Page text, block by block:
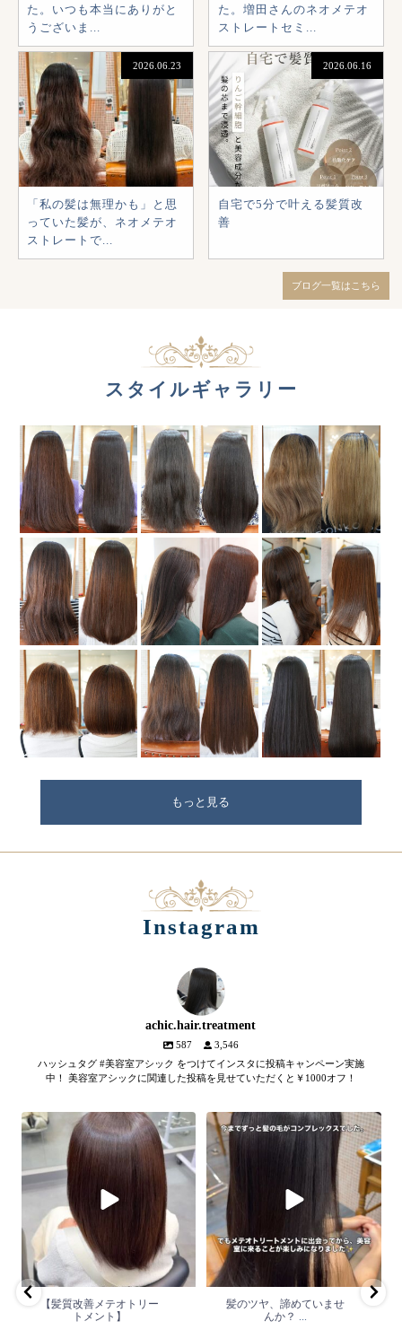
た。いつも本当にありがと
うございま...
た。増田さんのネオメテオ
ストレートセミ...
2026.06.23
「私の髪は無理かも」と思
っていた髪が、ネオメテオ
ストレートで...
2026.06.16
自宅で5分で叶える髪質改
善
ブログ一覧はこちら
スタイルギャラリー
もっと見る
Instagram
achic.hair.treatment
587
3,546
ハッシュタグ #美容室アシック をつけてインスタに投稿キャンペーン実施
中！ 美容室アシックに関連した投稿を見せていただくと￥1000オフ！
【髪質改善メテオトリートメン
SNSやYouTubeで話題のメテオト
リートメント。
2 0
【髪質改善メテオトリー
トメント】
髪のツヤ、諦めていません
1
髪のツヤ、諦めていませ
んか？ ...